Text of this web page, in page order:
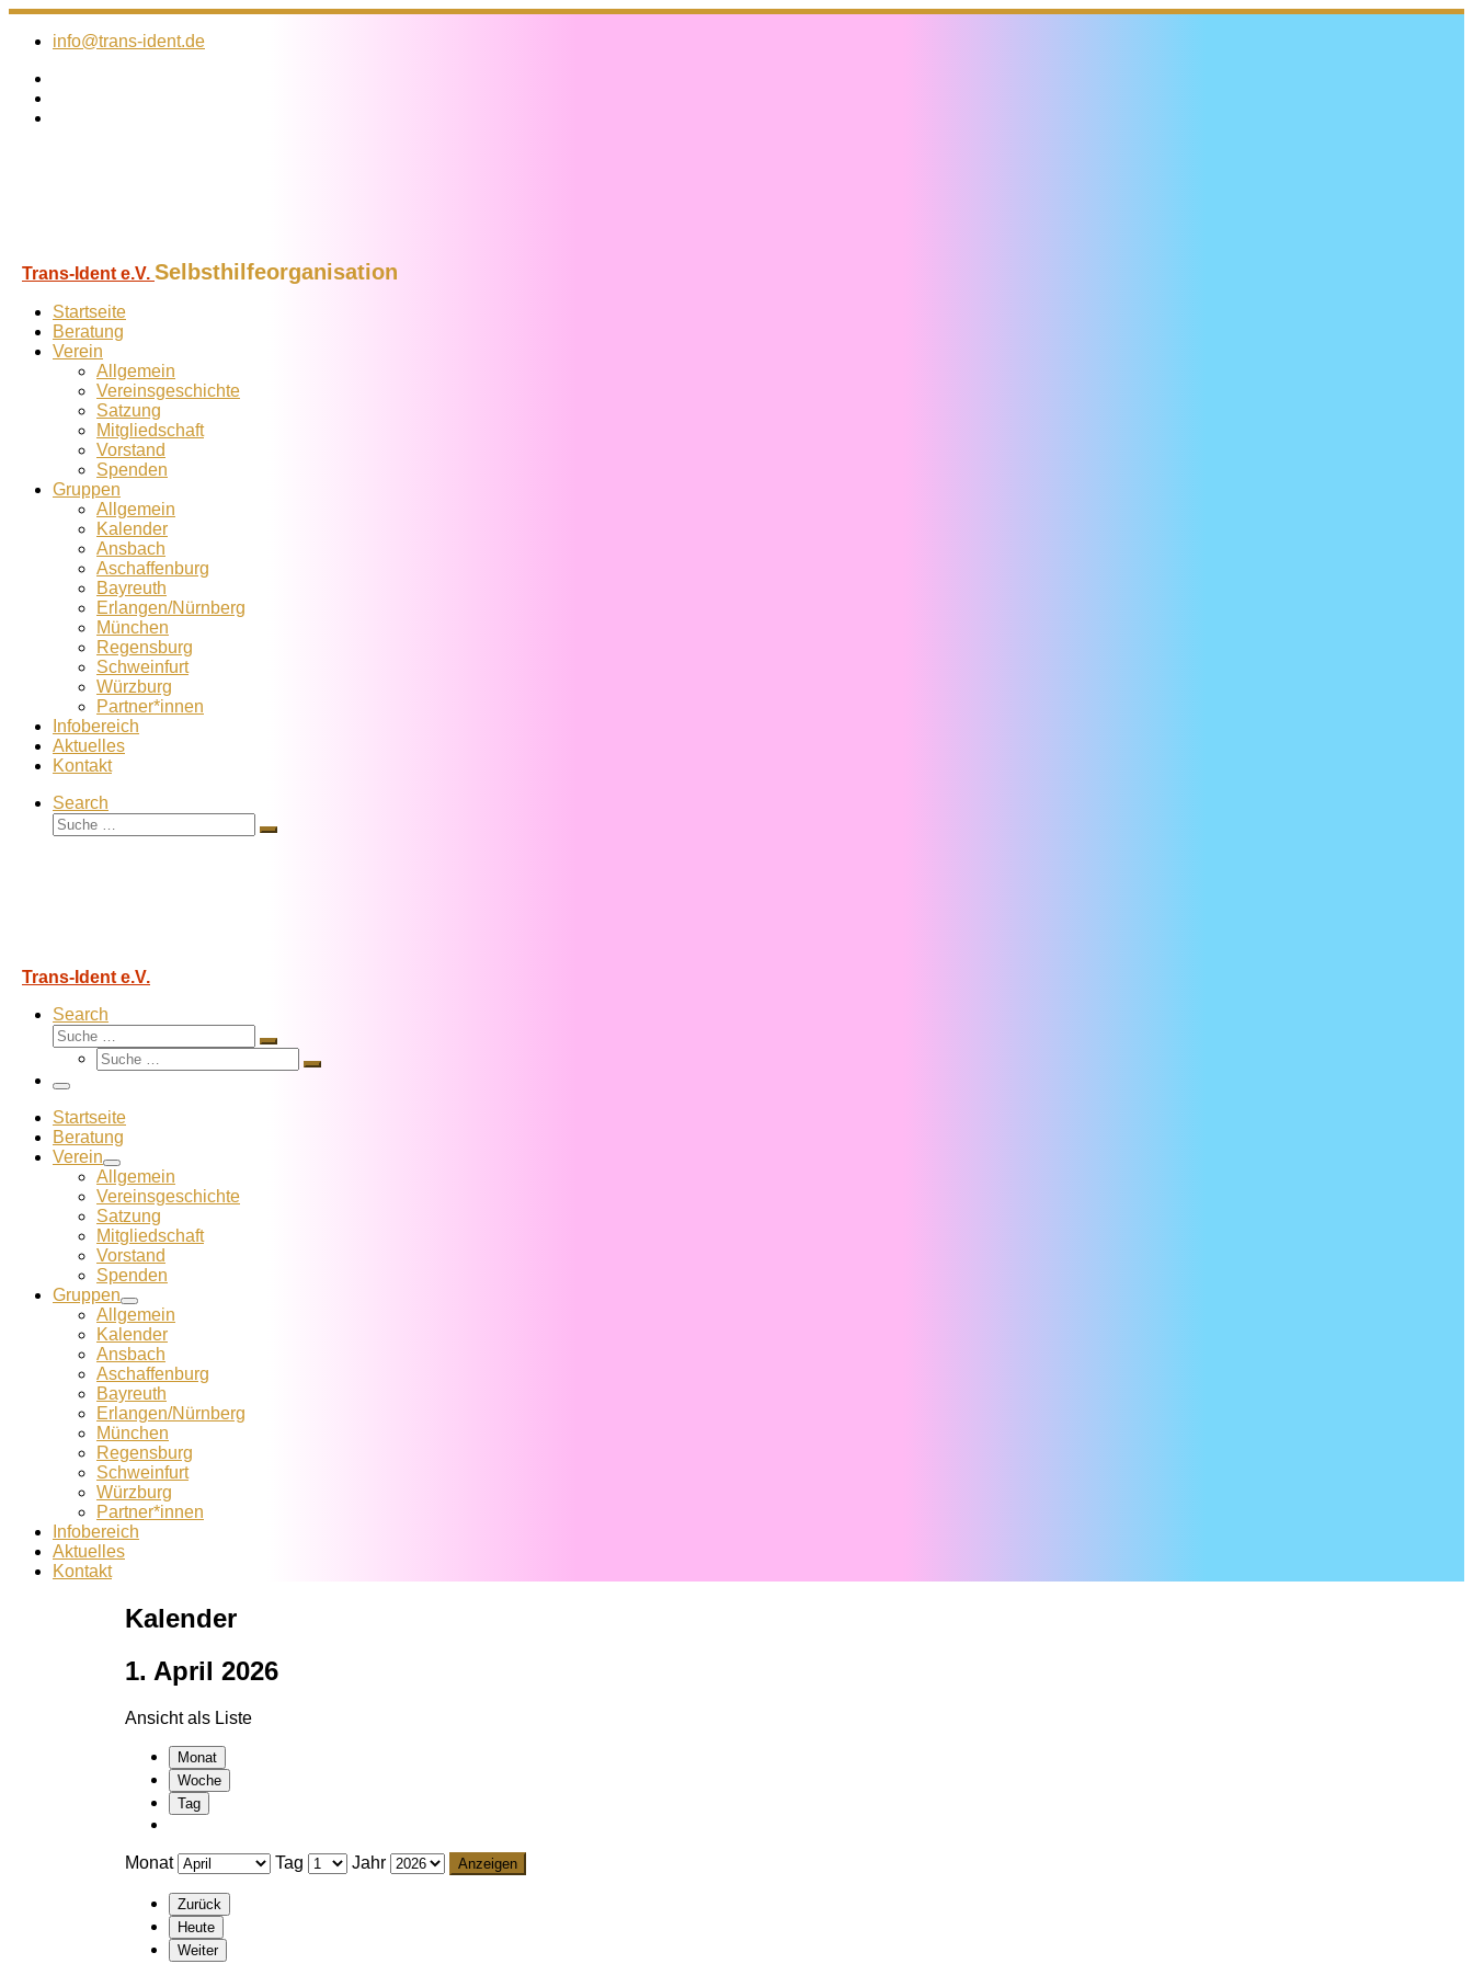
Zum
Inhalt
info@trans-ident.de
Trans-Ident e.V. Selbsthilfeorganisation
Startseite
Beratung
Verein
Allgemein
Vereins­geschichte
Satzung
Mitglied­schaft
Vorstand
Spenden
Gruppen
Allgemein
Kalender
Ansbach
Aschaffenburg
Bayreuth
Erlangen/Nürnberg
München
Regensburg
Schweinfurt
Würzburg
Partner*innen
Infobereich
Aktuelles
Kontakt
Search
Suche
Suche
Trans-Ident e.V.
Search
Suche
Suche
Suche
Suche
Menü
Startseite
Beratung
Verein
Allgemein
Vereins­geschichte
Satzung
Mitglied­schaft
Vorstand
Spenden
Gruppen
Allgemein
Kalender
Ansbach
Aschaffenburg
Bayreuth
Erlangen/Nürnberg
München
Regensburg
Schweinfurt
Würzburg
Partner*innen
Infobereich
Aktuelles
Kontakt
Kalender
1. April 2026
Ansicht als Liste
Monat
Woche
Tag
Monat Tag Jahr
Zurück
Heute
Weiter